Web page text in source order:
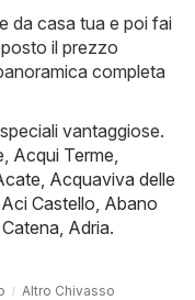
da casa tua e poi fai
il prezzo
completa
vantaggiose.
Acqui Terme
Acquaviva delle
Aci Castello Abano
Adria.
Altro Chivasso